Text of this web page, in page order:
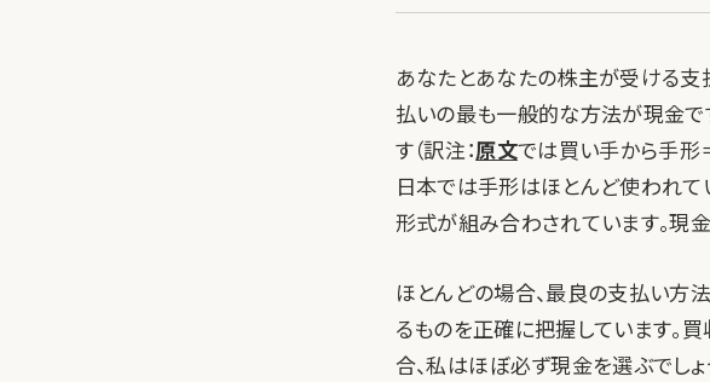
あなたとあなたの株主が受ける支
払いの最も一般的な方法が現金で
す（訳注：原文では買い手から手形
日本では手形はほとんど使われて
形式が組み合わされています。現
ほとんどの場合、最良の支払い方
るものを正確に把握しています。
合、私はほぼ必ず現金を選ぶでし